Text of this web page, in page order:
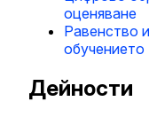
оценяване
Равенство
обучението
Дейности